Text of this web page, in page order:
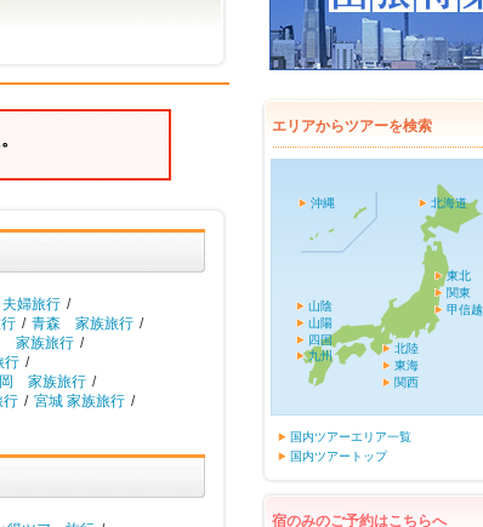
夫婦旅行 /
/ 青森 家族旅行 /
家族旅行 /
行 /
家族旅行 /
行 / 宮城 家族旅行 /
エリアからツアーを検索
北海道
東北
関東
甲信越
北陸
東海
関西
山陰
山陽
四国
九州
沖縄
国内ツアーエリア一覧
国内ツアートップ
宿のみのご予約はこちらへ